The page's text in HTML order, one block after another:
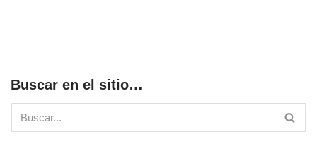
Buscar en el sitio…